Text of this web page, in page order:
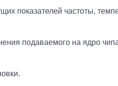
показателей частоты,
подаваемого на ядро